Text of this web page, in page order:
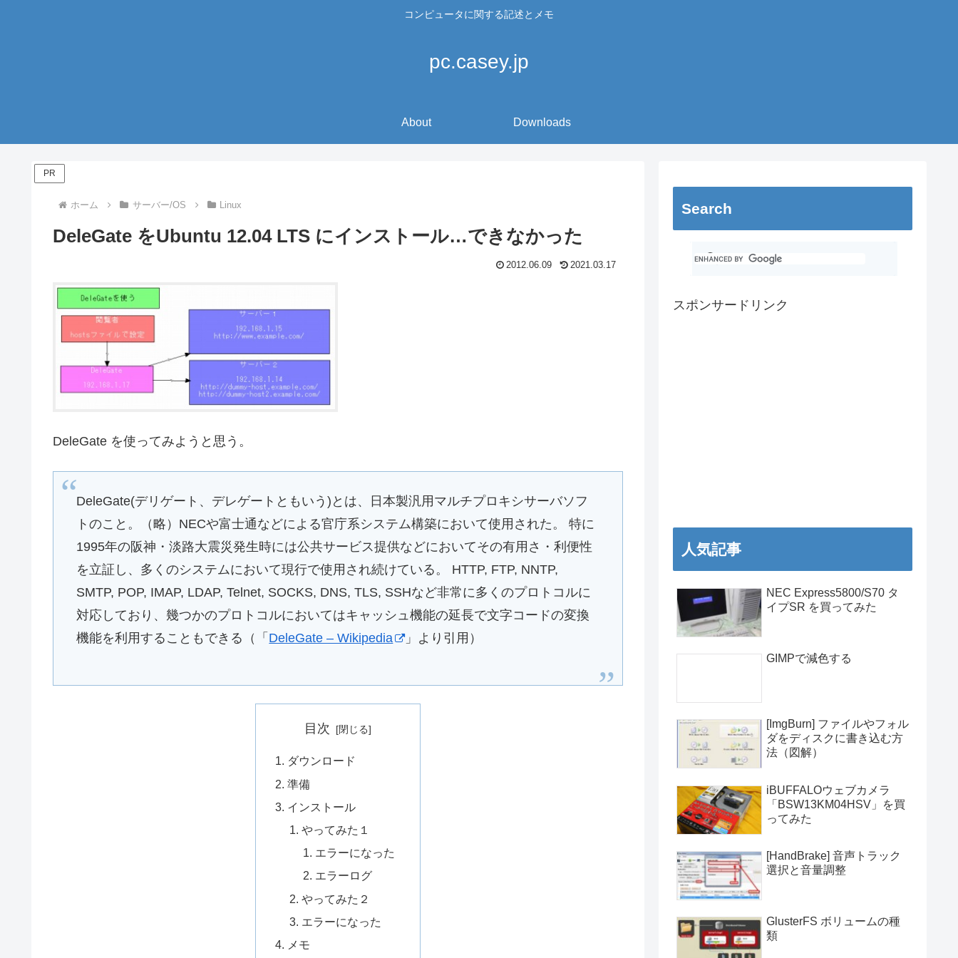
コンピュータに関する記述とメモ
pc.casey.jp
About Downloads
PR
ホーム サーバー/OS Linux
DeleGate をUbuntu 12.04 LTS にインストール…できなかった
2012.06.09 2021.03.17
DeleGate を使ってみようと思う。
DeleGate(デリゲート、デレゲートともいう)とは、日本製汎用マルチプロキシサーバソフ
トのこと。（略）NECや富士通などによる官庁系システム構築において使用された。 特に
1995年の阪神・淡路大震災発生時には公共サービス提供などにおいてその有用さ・利便性
を立証し、多くのシステムにおいて現行で使用され続けている。 HTTP, FTP, NNTP,
SMTP, POP, IMAP, LDAP, Telnet, SOCKS, DNS, TLS, SSHなど非常に多くのプロトコルに
対応しており、幾つかのプロトコルにおいてはキャッシュ機能の延長で文字コードの変換
機能を利用することもできる（「 DeleGate – Wikipedia 」より引用）
目次
ダウンロード
準備
インストール
やってみた１
エラーになった
エラーログ
やってみた２
エラーになった
メモ
Search
スポンサードリンク
人気記事
NEC Express5800/S70 タ
イプSR を買ってみた
GIMPで減色する
[ImgBurn] ファイルやフォル
ダをディスクに書き込む方
法（図解）
iBUFFALOウェブカメラ
「BSW13KM04HSV」を買
ってみた
[HandBrake] 音声トラック
選択と音量調整
GlusterFS ボリュームの種
類